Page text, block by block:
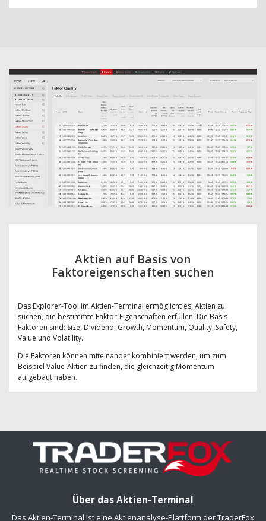
Aktien auf Basis von
Faktoreigenschaften suchen
Das Explorer-Tool im Aktien-Terminal ermöglicht es, Aktien zu
suchen, die bestimmte Faktor-Eigenschaften erfüllen. Die Basis-
Faktoren sind: Size, Dividend, Growth, Momentum, Quality, Safety,
Value und Volatility.
Die Faktoren können miteinander kombiniert werden, um zum
Beispiel Value-Aktien zu finden, die gleichzeitig Momentum
aufgebaut haben.
Über das Aktien-Terminal
Das Aktien-Terminal ist eine Aktienanalyse-Plattform der TraderFox